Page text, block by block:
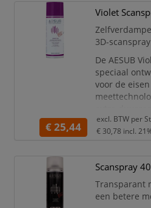
nauwkeurige
garanderen,
oppervlak
Violet
3D-scanspray
De AESUB
speciaal
voor de
gelijkmatige,
reflecties en
tijdrovende
en
over
€ 25,44
excl. BTW per
€ 30,78 incl.
Scanspray
Transparant
een betere